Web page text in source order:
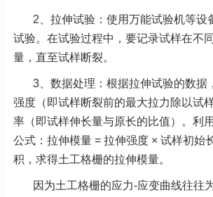
2、 拉伸试验：使用万能试验机等设
试验。在试验过程中，要记录试样在不
量，直至试样断裂。
3、 数据处理：根据拉伸试验的数据
强度（即试样断裂前的最大拉力除以试
率（即试样伸长量与原长的比值）。利
公式：拉伸模量 = 拉伸强度 × 试样初始
积，求得土工格栅的拉伸模量。
因为土工格栅的应力-应变曲线往往